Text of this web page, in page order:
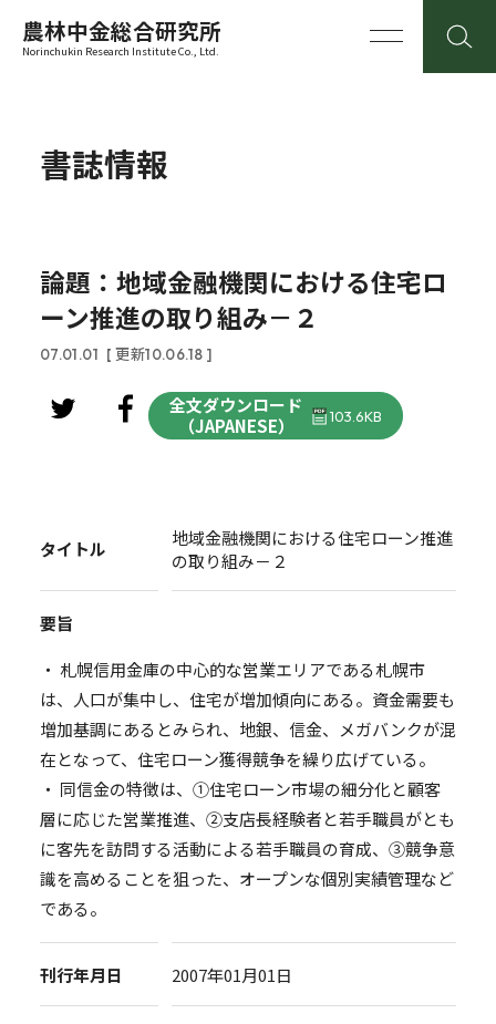
農林中金総合研究所
Norinchukin Research Institute Co., Ltd.
書誌情報
論題：地域金融機関における住宅ロ
ーン推進の取り組み－２
07.01.01 [ 更新10.06.18 ]
全文ダウンロード
（JAPANESE）
103.6KB
タイトル
地域金融機関における住宅ローン推進
の取り組み－２
要旨
・ 札幌信用金庫の中心的な営業エリアである札幌市
は、人口が集中し、住宅が増加傾向にある。資金需要も
増加基調にあるとみられ、地銀、信金、メガバンクが混
在となって、住宅ローン獲得競争を繰り広げている。
・ 同信金の特徴は、①住宅ローン市場の細分化と顧客
層に応じた営業推進、②支店長経験者と若手職員がとも
に客先を訪問する活動による若手職員の育成、③競争意
識を高めることを狙った、オープンな個別実績管理など
である。
刊行年月日 2007年01月01日